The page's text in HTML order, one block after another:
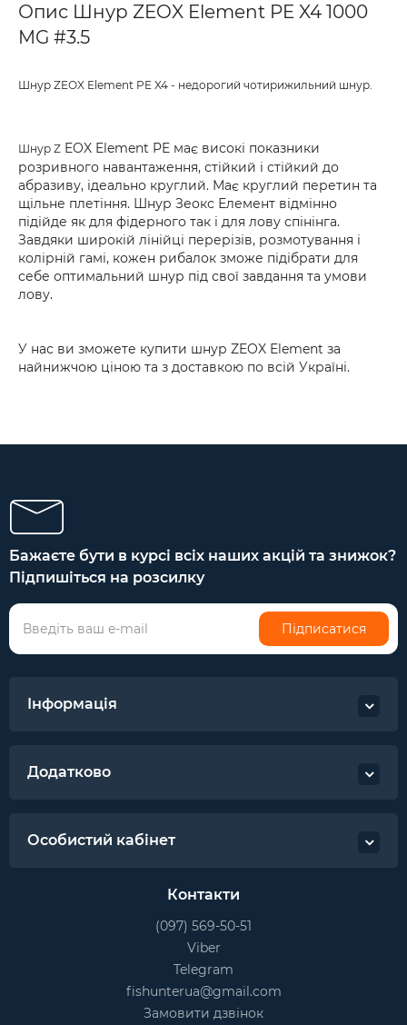
Опис Шнур ZEOX Element PE X4 1000
MG #3.5
Шнур ZEOX Element PE X4 - недорогий чотирижильний шнур.
Шнур Z EOX Element PE має високі показники
розривного навантаження, стійкий і стійкий до
абразиву, ідеально круглий. Має круглий перетин та
щільне плетіння. Шнур Зеокс Елемент відмінно
підійде як для фідерного так і для лову спінінга.
Завдяки широкій лінійці перерізів, розмотування і
колірній гамі, кожен рибалок зможе підібрати для
себе оптимальний шнур під свої завдання та умови
лову.
У нас ви зможете купити шнур ZEOX Element за
найнижчою ціною та з доставкою по всій Україні.
Бажаєте бути в курсі всіх наших акцій та знижок?
Підпишіться на розсилку
Підписатися
Інформація
Додатково
Особистий кабінет
Контакти
(097) 569-50-51
Viber
Telegram
fishunterua@gmail.com
Замовити дзвінок